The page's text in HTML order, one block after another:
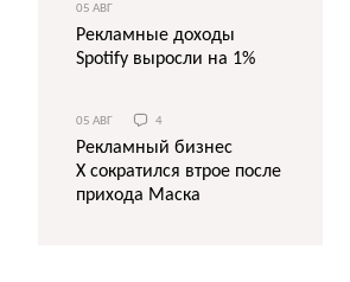
05 АВГ
Рекламные доходы
Spotify выросли на 1%
05 АВГ 4
Рекламный бизнес
X сократился втрое после
прихода Маска